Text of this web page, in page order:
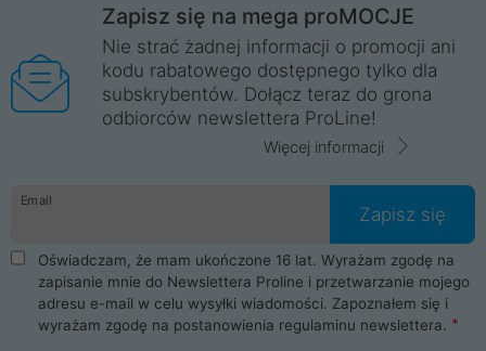
Zapisz się na mega proMOCJE
Nie strać żadnej informacji o promocji ani
kodu rabatowego dostępnego tylko dla
subskrybentów. Dołącz teraz do grona
odbiorców newslettera ProLine!
Więcej informacji
Email
Zapisz się
Oświadczam, że mam ukończone 16 lat. Wyrażam zgodę na
zapisanie mnie do Newslettera Proline i przetwarzanie mojego
adresu e-mail w celu wysyłki wiadomości. Zapoznałem się i
wyrażam zgodę na postanowienia regulaminu newslettera.